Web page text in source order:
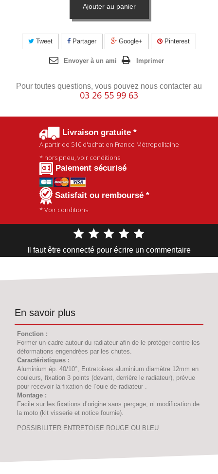
Ajouter au panier
Tweet Partager Google+ Pinterest
Envoyer à un ami Imprimer
Pour toutes questions, vous pouvez nous contacter au
03 26 55 99 63
Livraison gratuite *
A partir de 51€d'achat en France Métropolitaine
* hors pneu, voir conditions
Paiement sécurisé
Satisfait ou remboursé *
* Voir conditions
Il faut être connecté pour écrire un commentaire
En savoir plus
Fonction :
Former un cadre autour du radiateur afin de le protéger contre les
déformations engendrées par les chutes.
Caractéristiques :
Aluminium ép. 40/10°, Entretoises aluminium diamètre 12mm en
couleurs, fixation 3 points (devant, derrière le radiateur), prévue
pour recevoir la fixation de l’ouie de radiateur .
Montage :
Facile sur les fixations d’origine sans perçage, ni modification de
la moto (kit visserie et notice fournie).
POSSIBILITER ENTRETOISE ROUGE OU BLEU